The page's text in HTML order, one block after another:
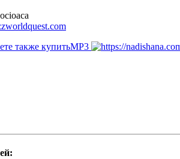
также купитьМР3